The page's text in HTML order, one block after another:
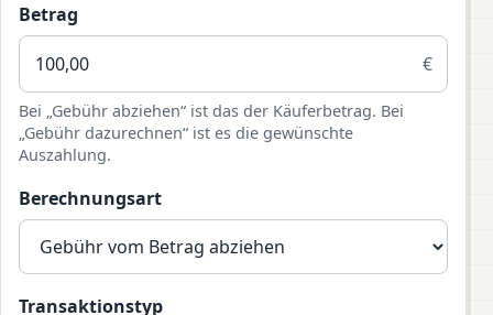
Betrag
€
Bei „Gebühr abziehen“ ist das der Käuferbetrag. Bei
„Gebühr dazurechnen“ ist es die gewünschte
Auszahlung.
Berechnungsart
Transaktionstyp